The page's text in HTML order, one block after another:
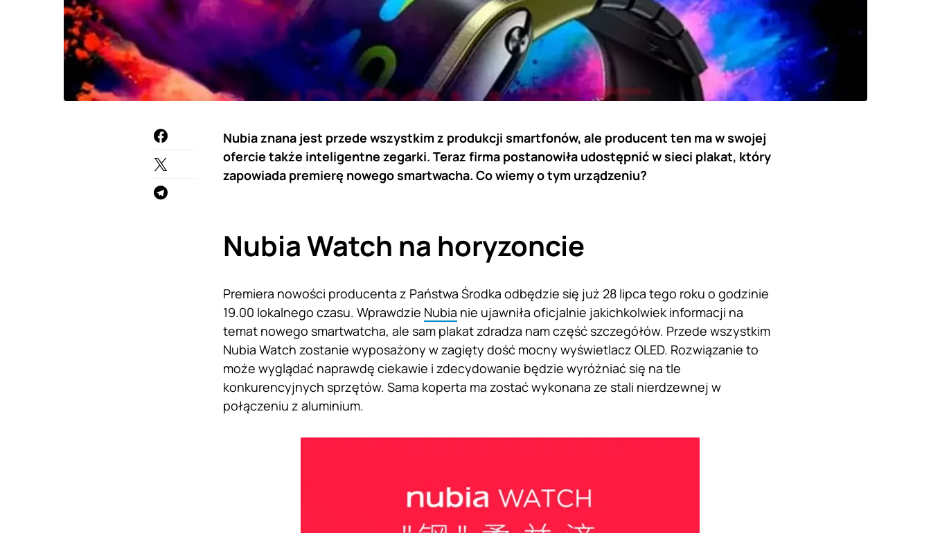
Nubia znana jest przede wszystkim z produkcji smartfonów, ale producent ten ma w swojej
ofercie także inteligentne zegarki. Teraz firma postanowiła udostępnić w sieci plakat, który
zapowiada premierę nowego smartwacha. Co wiemy o tym urządzeniu?
Nubia Watch na horyzoncie
Premiera nowości producenta z Państwa Środka odbędzie się już 28 lipca tego roku o godzinie
19.00 lokalnego czasu. Wprawdzie Nubia nie ujawniła oficjalnie jakichkolwiek informacji na
temat nowego smartwatcha, ale sam plakat zdradza nam część szczegółów. Przede wszystkim
Nubia Watch zostanie wyposażony w zagięty dość mocny wyświetlacz OLED. Rozwiązanie to
może wyglądać naprawdę ciekawie i zdecydowanie będzie wyróżniać się na tle
konkurencyjnych sprzętów. Sama koperta ma zostać wykonana ze stali nierdzewnej w
połączeniu z aluminium.